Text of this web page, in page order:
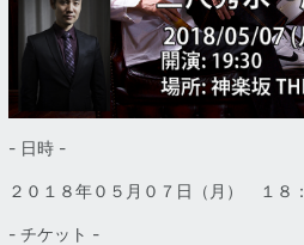
- 日時 -
２０１８年０５月０７日（月） １８
- チケット -